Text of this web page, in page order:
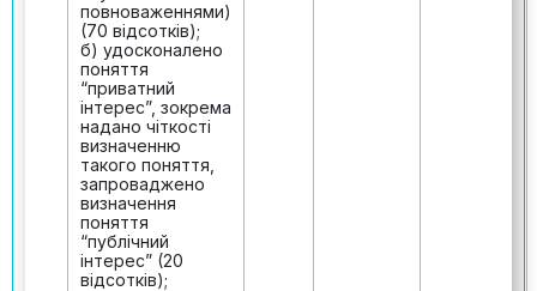
повноваженнями)
(70 відсотків);
б) удосконалено
поняття
“приватний
інтерес”, зокрема
надано чіткості
визначенню
такого поняття,
запроваджено
визначення
поняття
“публічний
інтерес” (20
відсотків);